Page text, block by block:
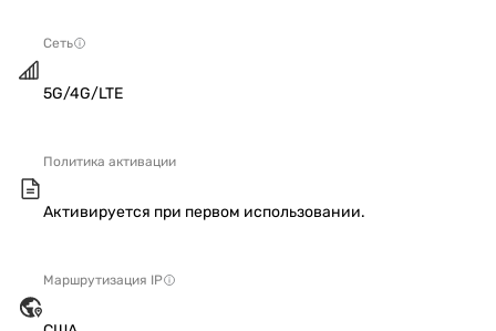
Сеть
5G/4G/LTE
Политика активации
Активируется при первом использовании.
Маршрутизация IP